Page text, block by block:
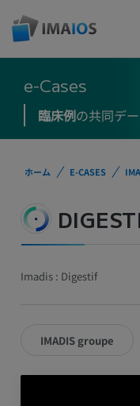
e-Cases
臨床例の共同デ
ホーム E-CASES
Imadis : Digestif
IMADIS groupe